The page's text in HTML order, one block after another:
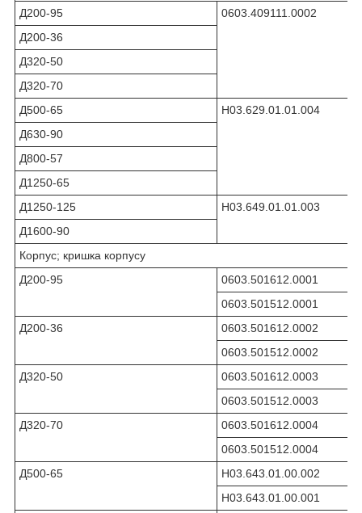
Д200-95
0603.409111.0002
Д200-36
Д320-50
Д320-70
Д500-65
Н03.629.01.01.004
Д630-90
Д800-57
Д1250-65
Д1250-125
Н03.649.01.01.003
Д1600-90
Корпус; кришка корпусу
Д200-95
0603.501612.0001
0603.501512.0001
Д200-36
0603.501612.0002
0603.501512.0002
Д320-50
0603.501612.0003
0603.501512.0003
Д320-70
0603.501612.0004
0603.501512.0004
Д500-65
Н03.643.01.00.002
Н03.643.01.00.001